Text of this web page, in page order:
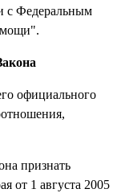
с Федеральным
официального
признать
от 1 августа 2005